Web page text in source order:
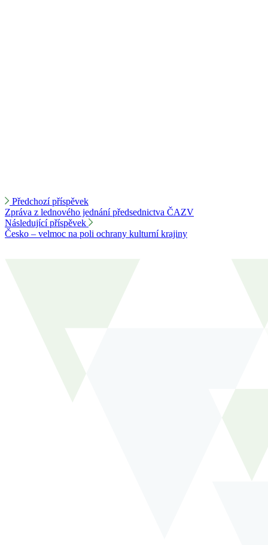
Předchozí příspěvek
Zpráva z lednového jednání předsednictva ČAZV
Následující příspěvek
Česko – velmoc na poli ochrany kulturní krajiny